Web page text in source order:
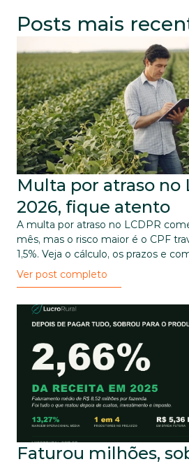
Posts mais
Multa por atraso no
2026, fique atento
A multa por atraso no LCDPR
mês, mas o risco maior é o CPF
1,5%. Veja o cálculo, os prazos e
Ver post completo
Faturou milhões,